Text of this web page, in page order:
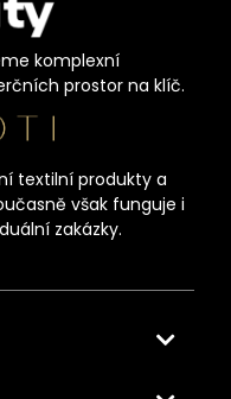
komplexní
prostor na klíč.
textilní produkty a
však funguje i
zakázky.